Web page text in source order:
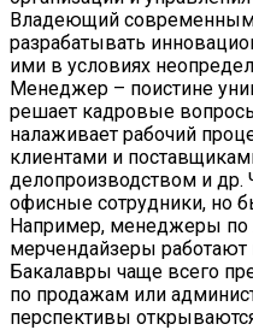
Владеющий
разрабатывать
ими в условиях
Менеджер – поистине
решает кадровые
налаживает рабочий
клиентами и
делопроизводством и
офисные сотрудники, но
Например, менеджеры по
мерчендайзеры
Бакалавры чаще всего
по продажам или
перспективы